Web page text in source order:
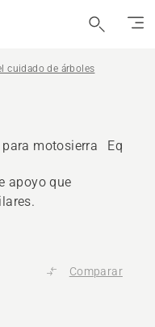
cuidado de árboles
para motosierra
apoyo que
Comparar